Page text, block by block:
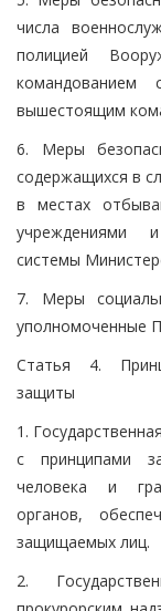
числа
полицией
командованием
вышестоящим
6. Меры
содержащихся в
в местах
учреждениями и
системы
7. Меры
уполномоченные
Статья 4.
защиты
1.
с принципами
человека и
органов,
защищаемых лиц.
2.